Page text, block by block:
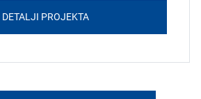
DETALJI PROJEKTA